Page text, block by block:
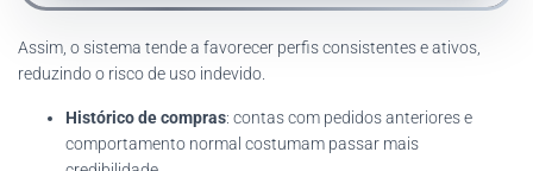
Assim, o sistema tende a favorecer perfis consistentes e ativos,
reduzindo o risco de uso indevido.
Histórico de compras: contas com pedidos anteriores e
comportamento normal costumam passar mais